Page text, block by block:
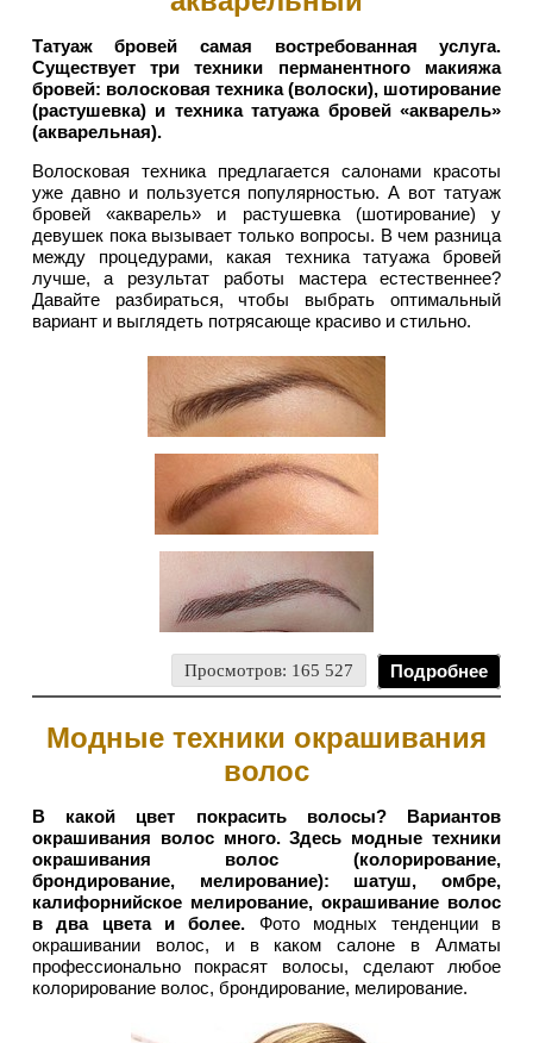
Татуаж бровей самая востребованная услуга.
Существует три техники перманентного макияжа
бровей: волосковая техника (волоски), шотирование
(растушевка) и техника татуажа бровей «акварель»
(акварельная).
Волосковая техника предлагается салонами красоты
уже давно и пользуется популярностью. А вот татуаж
бровей «акварель» и растушевка (шотирование) у
девушек пока вызывает только вопросы. В чем разница
между процедурами, какая техника татуажа бровей
лучше, а результат работы мастера естественнее?
Давайте разбираться, чтобы выбрать оптимальный
вариант и выглядеть потрясающе красиво и стильно.
Просмотров: 165 527 Подробнее
Модные техники окрашивания
волос
В какой цвет покрасить волосы? Вариантов
окрашивания волос много. Здесь модные техники
окрашивания волос (колорирование,
брондирование, мелирование): шатуш, омбре,
калифорнийское мелирование, окрашивание волос
в два цвета и более. Фото модных тенденции в
окрашивании волос, и в каком салоне в Алматы
профессионально покрасят волосы, сделают любое
колорирование волос, брондирование, мелирование.